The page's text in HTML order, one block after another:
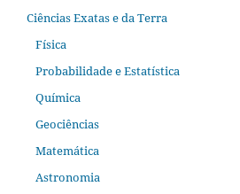
Ciências Exatas e da Terra
Física
Probabilidade e Estatística
Química
Geociências
Matemática
Astronomia